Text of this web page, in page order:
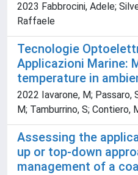
2023 Fabbrocini, Adele;
Raffaele
Tecnologie
Applicazioni Marine:
temperature in
2022 Iavarone, M; Passaro,
M; Tamburrino, S; Contiero,
Assessing the
up or top-down
management of a